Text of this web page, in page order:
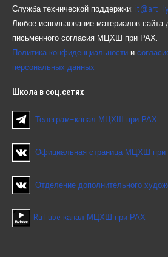
Служба технической поддержки: it@art-
Любое использование материалов сайта
письменного согласия МЦХШ при РАХ.
Политика конфиденциальности и
персональных данных
Школа в соц.сетях
Телеграм-канал МЦХШ при РАХ
Официальная страница МЦХШ
Отделение дополнительного
RuTube канал МЦХШ при РАХ